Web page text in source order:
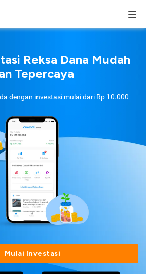
Reksa Dana Mudah
Tepercaya
dengan investasi mulai dari Rp 10.000
Mulai Investasi